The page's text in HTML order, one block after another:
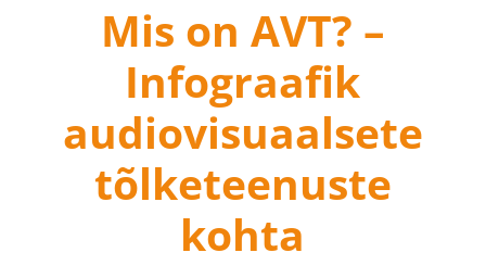
Mis on AVT? –
Infograafik
audiovisuaalsete
tõlketeenuste
kohta